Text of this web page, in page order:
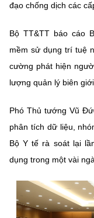
đạo chống dịch các
Bộ TT&TT báo cáo
mềm sử dụng trí tuệ
cường phát hiện
lượng quản lý biên giới.
Phó Thủ tướng Vũ
phân tích dữ liệu,
Bộ Y tế rà soát lại
dụng trong một vài